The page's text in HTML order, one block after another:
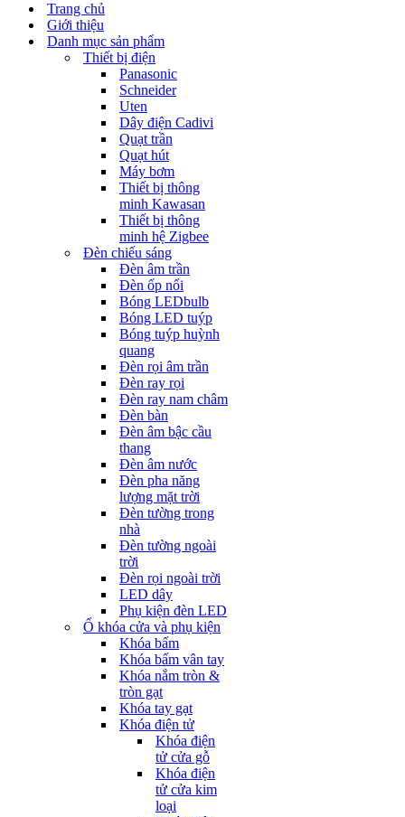
Trang chủ
Giới thiệu
Danh mục sản phẩm
Thiết bị điện
Panasonic
Schneider
Uten
Dây điện Cadivi
Quạt trần
Quạt hút
Máy bơm
Thiết bị thông
minh Kawasan
Thiết bị thông
minh hệ Zigbee
Đèn chiếu sáng
Đèn âm trần
Đèn ốp nổi
Bóng LEDbulb
Bóng LED tuýp
Bóng tuýp huỳnh
quang
Đèn rọi âm trần
Đèn ray rọi
Đèn ray nam châm
Đèn bàn
Đèn âm bậc cầu
thang
Đèn âm nước
Đèn pha năng
lượng mặt trời
Đèn tường trong
nhà
Đèn tường ngoài
trời
Đèn rọi ngoài trời
LED dây
Phụ kiện đèn LED
Ổ khóa cửa và phụ kiện
Khóa bấm
Khóa bấm vân tay
Khóa nắm tròn &
tròn gạt
Khóa tay gạt
Khóa điện tử
Khóa điện
tử cửa gỗ
Khóa điện
tử cửa kim
loại